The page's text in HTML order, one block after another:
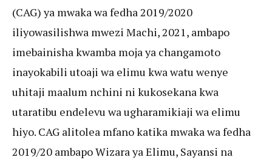
(CAG) ya mwaka wa fedha 2019/2020
iliyowasilishwa mwezi Machi, 2021, ambapo
imebainisha kwamba moja ya changamoto
inayokabili utoaji wa elimu kwa watu wenye
uhitaji maalum nchini ni kukosekana kwa
utaratibu endelevu wa ugharamikiaji wa elimu
hiyo. CAG alitolea mfano katika mwaka wa fedha
2019/20 ambapo Wizara ya Elimu, Sayansi na